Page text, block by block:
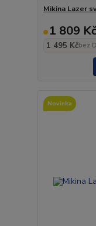
Mikina Lazer
1 809 Kč
1 495 Kčbez
Novinka